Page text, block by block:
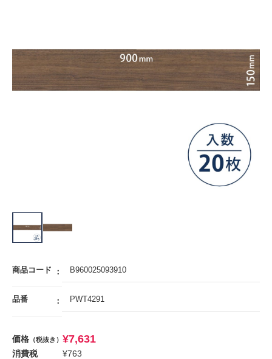
商品コード B960025093910
品番 PWT4291
価格 （税抜き） ¥7,631
消費税 ¥763